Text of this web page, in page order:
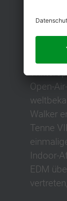
ZWEI
Open-
Walker
Tenne
Indoor-
EDM